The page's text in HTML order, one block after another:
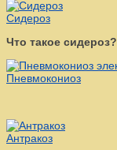
Сидероз
Что такое сидероз?
Пневмокониоз
Антракоз